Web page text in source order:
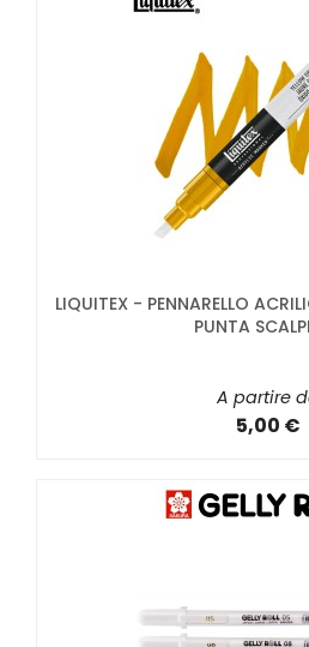
LIQUITEX - PENNARELLO
PUNTA
A partire
5,00 €